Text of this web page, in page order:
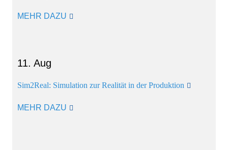
MEHR DAZU
11. Aug
Sim2Real: Simulation zur Realität in der Produktion
MEHR DAZU